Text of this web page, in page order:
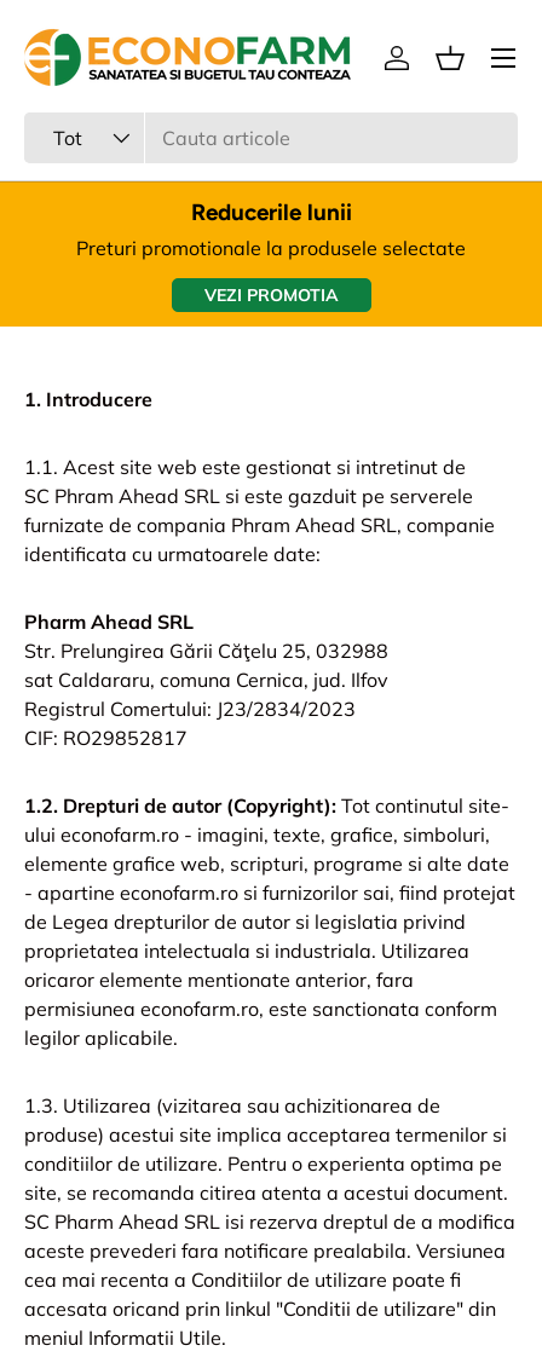
Sari la continut
Tot
Intra in cont
Cos
Meniu
Reducerile lunii
Preturi promotionale la produsele selectate
VEZI PROMOTIA
1. Introducere
1.1. Acest site web este gestionat si intretinut de
SC Phram Ahead SRL si este gazduit pe serverele
furnizate de compania Phram Ahead SRL, companie
identificata cu urmatoarele date:
Pharm Ahead SRL
Str. Prelungirea Gării Căţelu 25, 032988
sat Caldararu, comuna Cernica, jud. Ilfov
Registrul Comertului: J23/2834/2023
CIF: RO29852817
1.2. Drepturi de autor (Copyright): Tot continutul site-
ului econofarm.ro - imagini, texte, grafice, simboluri,
elemente grafice web, scripturi, programe si alte date
- apartine econofarm.ro si furnizorilor sai, fiind protejat
de Legea drepturilor de autor si legislatia privind
proprietatea intelectuala si industriala. Utilizarea
oricaror elemente mentionate anterior, fara
permisiunea econofarm.ro, este sanctionata conform
legilor aplicabile.
1.3. Utilizarea (vizitarea sau achizitionarea de
produse) acestui site implica acceptarea termenilor si
conditiilor de utilizare. Pentru o experienta optima pe
site, se recomanda citirea atenta a acestui document.
SC Pharm Ahead SRL isi rezerva dreptul de a modifica
aceste prevederi fara notificare prealabila. Versiunea
cea mai recenta a Conditiilor de utilizare poate fi
accesata oricand prin linkul "Conditii de utilizare" din
meniul Informatii Utile.